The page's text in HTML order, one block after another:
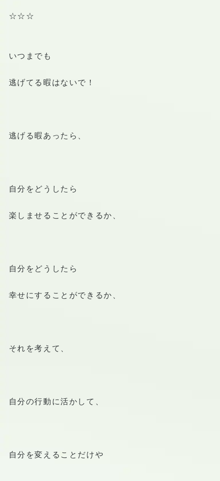
☆☆☆
いつまでも
逃げてる暇はないで！
逃げる暇あったら、
自分をどうしたら
楽しませることができるか、
自分をどうしたら
幸せにすることができるか、
それを考えて、
自分の行動に活かして、
自分を変えることだけや